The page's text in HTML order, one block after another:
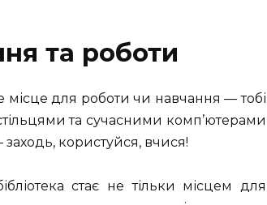
та роботи
для роботи чи навчання — тобі
та сучасними комп’ютерами
користуйся, вчися!
стає не тільки місцем для